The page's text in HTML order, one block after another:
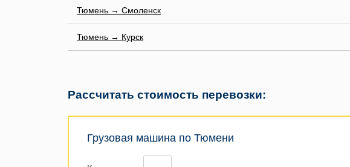
Тюмень → Смоленск
Тюмень → Курск
Рассчитать стоимость перевозки:
Грузовая машина по Тюмени